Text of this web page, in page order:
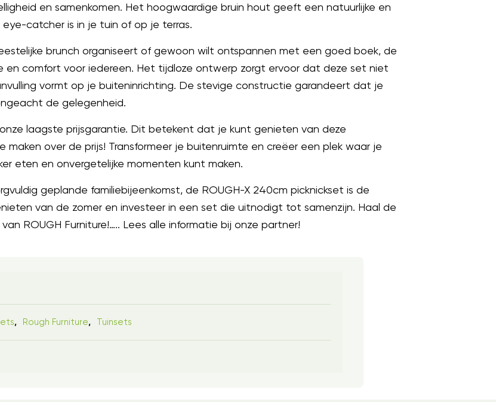
en samenkomen. Het hoogwaardige bruin hout geeft een natuurlijke en
catcher is in je tuin of op je terras.
brunch organiseert of gewoon wilt ontspannen met een goed boek, de
en comfort voor iedereen. Het tijdloze ontwerp zorgt ervoor dat deze set niet
vormt op je buiteninrichting. De stevige constructie garandeert dat je
de gelegenheid.
laagste prijsgarantie. Dit betekent dat je kunt genieten van deze
over de prijs! Transformeer je buitenruimte en creëer een plek waar je
eten en onvergetelijke momenten kunt maken.
geplande familiebijeenkomst, de ROUGH-X 240cm picknickset is de
van de zomer en investeer in een set die uitnodigt tot samenzijn. Haal de
ROUGH Furniture!….. Lees alle informatie bij onze partner!
, Rough Furniture, Tuinsets